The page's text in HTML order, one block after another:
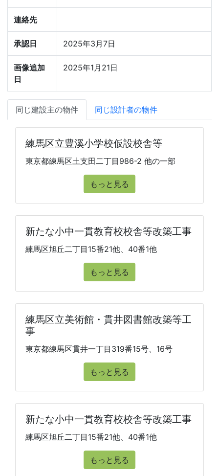
連絡先
承認日 2025年3月7日
画像追加
日
2025年1月21日
同じ建設主の物件 同じ設計者の物件
練馬区立豊溪小学校仮設校舎等
東京都練馬区土支田二丁目986-2 他の一部
もっと見る
新たな小中一貫教育校校舎等改築工事
練馬区旭丘二丁目15番21他、40番1他
もっと見る
練馬区立美術館・貫井図書館改築等工
事
東京都練馬区貫井一丁目319番15号、16号
もっと見る
新たな小中一貫教育校校舎等改築工事
練馬区旭丘二丁目15番21他、40番1他
もっと見る